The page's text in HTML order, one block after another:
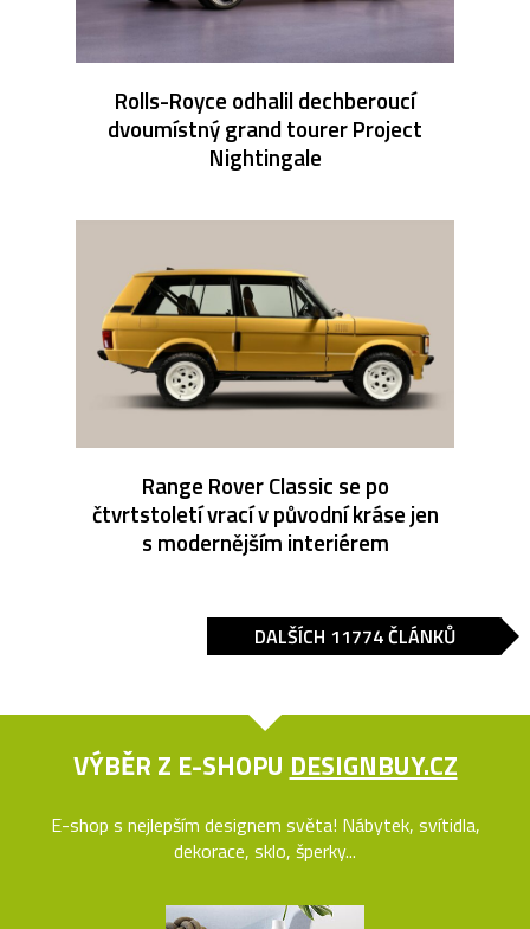
Rolls-Royce odhalil dechberoucí
dvoumístný grand tourer Project
Nightingale
Range Rover Classic se po
čtvrtstoletí vrací v původní kráse jen
s modernějším interiérem
DALŠÍCH 11774 ČLÁNKŮ
VÝBĚR Z E-SHOPU DESIGNBUY.CZ
E-shop s nejlepším designem světa! Nábytek, svítidla,
dekorace, sklo, šperky...